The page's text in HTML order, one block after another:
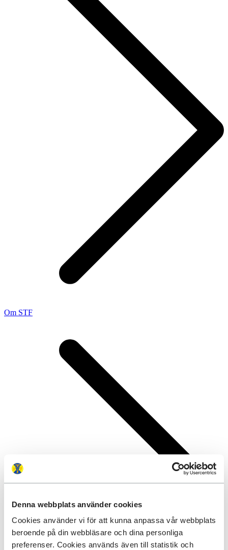
Denna webbplats använder cookies
Cookies använder vi för att kunna anpassa vår webbplats
beroende på din webbläsare och dina personliga
preferenser. Cookies används även till statistik och
Om STF